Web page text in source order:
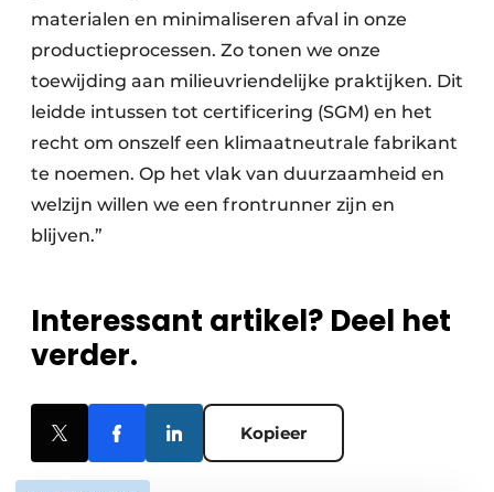
materialen en minimaliseren afval in onze
productieprocessen. Zo tonen we onze
toewijding aan milieuvriendelijke praktijken. Dit
leidde intussen tot certificering (SGM) en het
recht om onszelf een klimaatneutrale fabrikant
te noemen. Op het vlak van duurzaamheid en
welzijn willen we een frontrunner zijn en
blijven.”
Interessant artikel? Deel het
verder.
Kopieer